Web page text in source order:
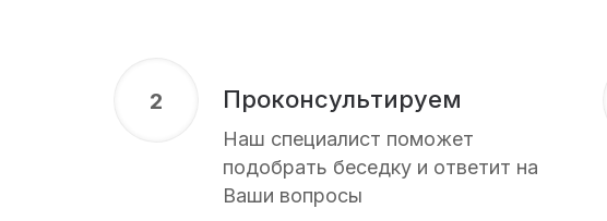
2 Проконсультируем
Наш специалист поможет
подобрать беседку и ответит на
Ваши вопросы